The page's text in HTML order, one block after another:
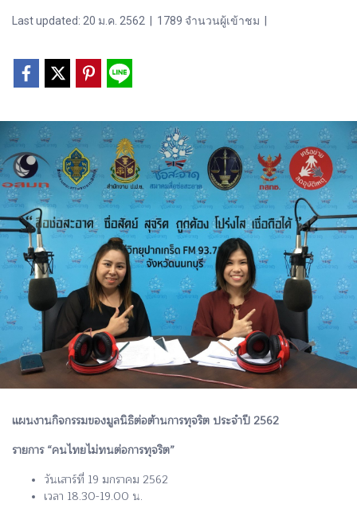
Last updated: 20 ม.ค. 2562 1789 จำนวนผู้เข้าชม
แผนงานกิจกรรมของมูลนิธิต่อต้านการทุจริต ประจำปี 2562
รายการ “คนไทยไม่ทนต่อการทุจริต”
วันเสาร์ที่ 19 มกราคม 2562
เวลา 18.30-19.00 น.